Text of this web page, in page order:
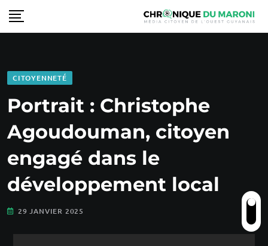
CITOYENNETÉ
Portrait : Christophe
Agoudouman, citoyen
engagé dans le
développement local
29 JANVIER 2025